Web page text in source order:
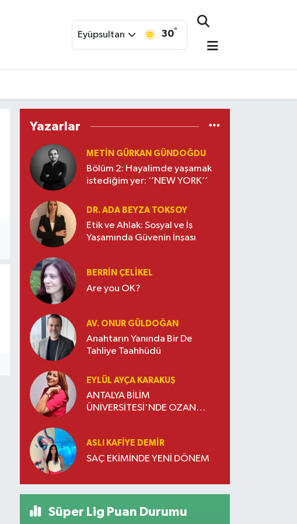
Eyüpsultan 30°
Yazarlar
METIN GÜRKAN GÜNDOĞDU
Bölüm 2: Hayalimde yaşamak
istediğim yer: ‘’NEW YORK’’
DR. ADA BEYZA TOKSOY
Etik ve Ahlak: Sosyal ve İş
Yaşamında Güvenin İnşası
BERRIN ÇELIKEL
Are you OK?
AV. ONUR GÜLDOĞAN
Anahtarın Yanında Bir De
Tahliye Taahhüdü
EYLÜL AYÇA KARAKUŞ
ANTALYA BİLİM
ÜNİVERSİTESİ'NDE OZAN
ASLI KAFIYE DEMIR
SAÇ EKİMİNDE YENİ DÖNEM
Süper Lig Puan Durumu